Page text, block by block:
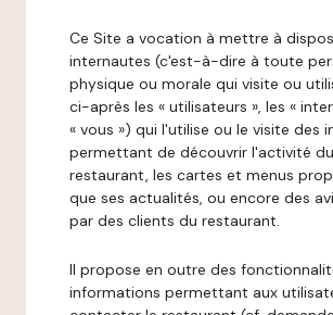
Ce Site a vocation à mettre à
internautes (c'est-à-dire à toute
physique ou morale qui visite ou
ci-après les « utilisateurs », les «
« vous ») qui l'utilise ou le visite des
permettant de découvrir l'activité du
restaurant, les cartes et menus
que ses actualités, ou encore des
par des clients du restaurant.
Il propose en outre des
informations permettant aux